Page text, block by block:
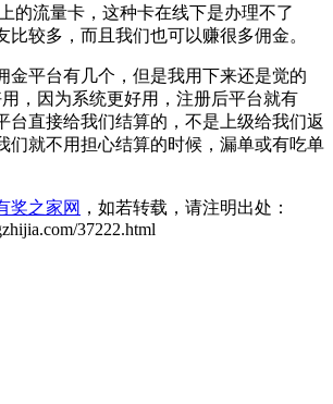
的流量卡，这种卡在线下是办理不了
比较多，而且我们也可以赚很多佣金。
金平台有几个，但是我用下来还是觉的
，因为系统更好用，注册后平台就有
台直接给我们结算的，不是上级给我们返
们就不用担心结算的时候，漏单或有吃单
奖之家网 ，如若转载，请注明出处：
37222.html